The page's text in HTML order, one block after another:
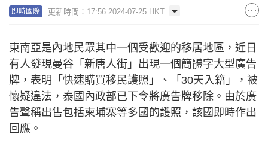
即時國際 更新時間：17:56 2024-07-25 HKT
東南亞是內地民眾其中一個受歡迎的移居地區，近日
有人發現曼谷「新唐人街」出現一個簡體字大型廣告
牌，表明「快速購買移民護照」、「30天入籍」，被
懷疑違法，泰國內政部已下令將廣告牌移除。由於廣
告聲稱出售包括柬埔寨等多國的護照，該國即時作出
回應。